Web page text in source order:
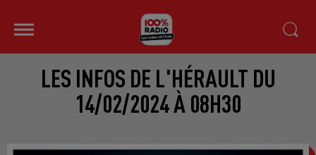
LES INFOS DE L'HÉRAULT DU
14/02/2024 À 08H30